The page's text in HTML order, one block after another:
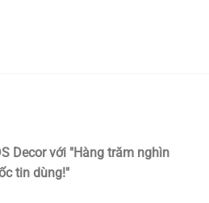
Decor với "Hàng trăm nghìn
tin dùng!"